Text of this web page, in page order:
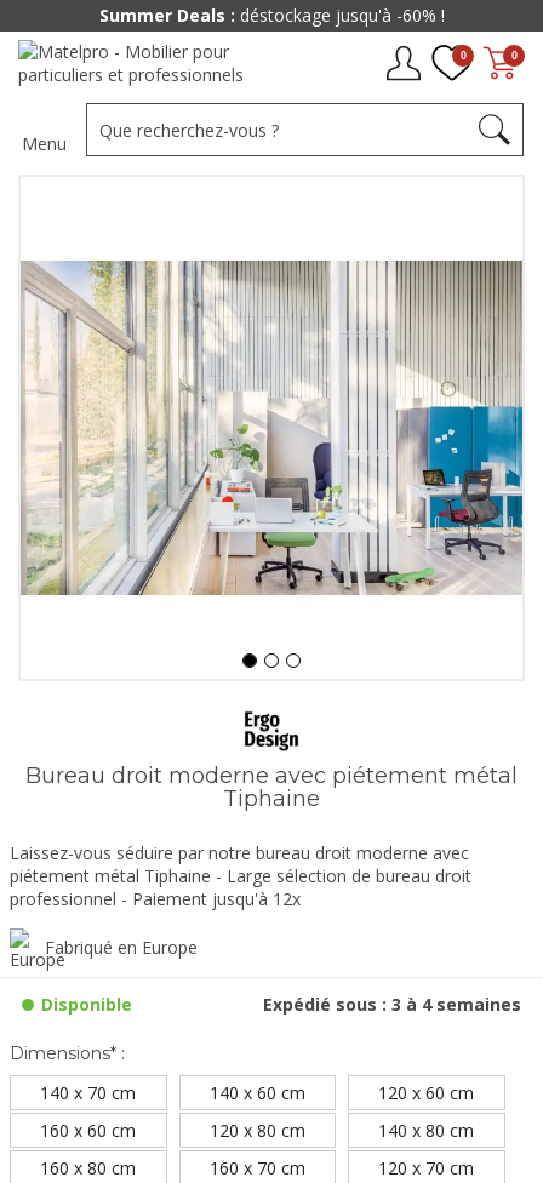
0
0
Menu
Bureau droit moderne avec piétement métal
Tiphaine
Laissez-vous séduire par notre bureau droit moderne avec
piétement métal Tiphaine - Large sélection de bureau droit
professionnel - Paiement jusqu'à 12x
Fabriqué en Europe
Disponible Expédié sous : 3 à 4 semaines
Dimensions* :
140 x 70 cm 140 x 60 cm
120 x 60 cm
160 x 60 cm
120 x 80 cm
140 x 80 cm
160 x 80 cm
160 x 70 cm
120 x 70 cm
Summer Deals : déstockage jusqu'à -60% !